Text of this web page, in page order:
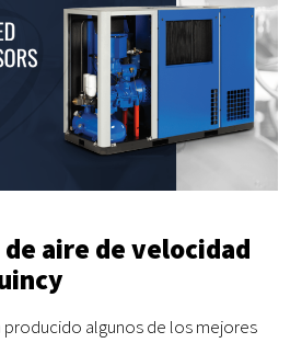
aire de velocidad
producido algunos de los mejores